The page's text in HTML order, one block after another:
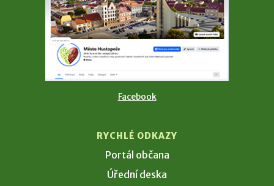
Facebook
RYCHLÉ ODKAZY
Portál občana
Úřední deska